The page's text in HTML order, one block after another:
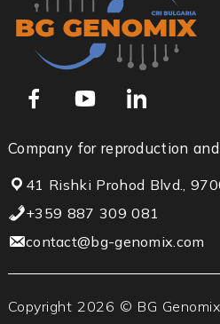
Company for reproduction
41 Rishki Prohod Blvd.,
+359 887 309 081
contact@bg-genomix.com
Copyright 2026 © BG Genomix